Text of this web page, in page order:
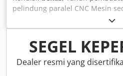
pelindung paralel CNC Mesin
diatur sepenuhnya bekas
fungsinya sebagian diperbaiki
Altendorf Tipe: F45 Elmo CE
Nomor mesin: Diuji GS Diuji
terhadap debu kayu GS Daya
SEGEL
Dealer resmi yang